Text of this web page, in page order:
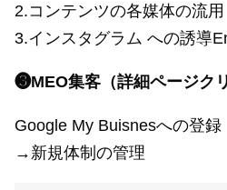
2.コンテンツの各媒体の流用
3.インスタグラム への誘導
❸MEO集客（詳細ページクリ
Google My Buisnesへの登録
→新規体制の管理